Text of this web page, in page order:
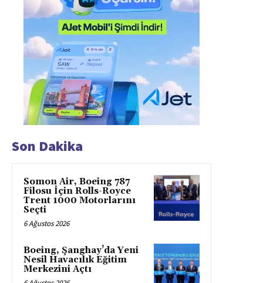
Son Dakika
Somon Air, Boeing 787
Filosu İçin Rolls-Royce
Trent 1000 Motorlarını
Seçti
6 Ağustos 2026
Boeing, Şanghay’da Yeni
Nesil Havacılık Eğitim
Merkezini Açtı